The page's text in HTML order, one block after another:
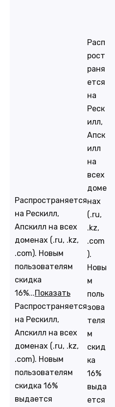
Распространяется
на Рескилл,
Апскилл на всех
доменах (.ru, .kz,
.com). Новым
пользователям
скидка
16%...Показать
Распространяется
на Рескилл,
Апскилл на всех
доменах (.ru, .kz,
.com). Новым
пользователям
скидка 16%
выдается
Расп
рост
раня
ется
на
Реск
илл,
Апск
илл
на
всех
доме
нах
(.ru,
.kz,
.com
).
Новы
м
поль
зова
теля
м
скид
ка
16%
выда
ется